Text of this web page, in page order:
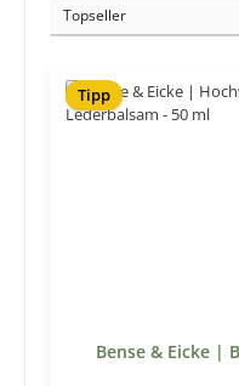
Tipp
Bense & Eicke |